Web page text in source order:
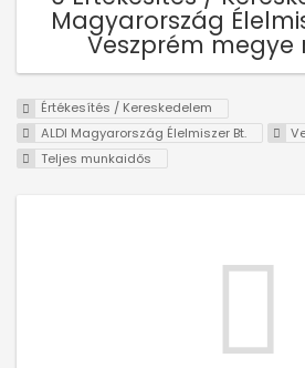
Magyarország
Veszprém megye
Értékesítés / Kereskedelem
ALDI Magyarország Élelmiszer Bt.
Teljes munkaidős